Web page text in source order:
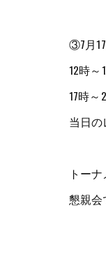
③7月
12時～
17時～
当日の
トー
懇親会